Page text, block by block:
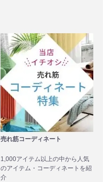
売れ筋コーディネート
1,000アイテム以上の中から人気
のアイテム・コーディネートを紹
介